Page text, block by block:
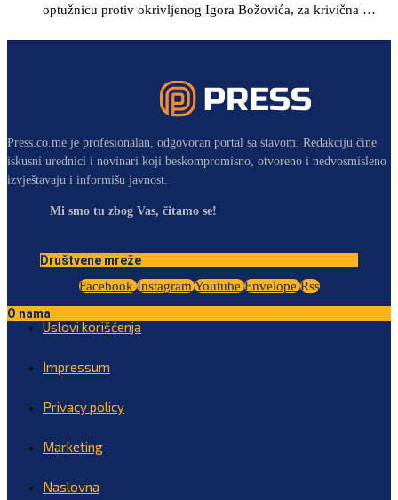
optužnicu protiv okrivljenog Igora Božovića, za krivična …
Press.co.me je profesionalan, odgovoran portal sa stavom. Redakciju čine
iskusni urednici i novinari koji beskompromisno, otvoreno i nedvosmisleno
izvještavaju i informišu javnost.
Mi smo tu zbog Vas, čitamo se!
Društvene mreže
Facebook Instagram Youtube Envelope Rss
O nama
Uslovi korišćenja
Impressum
Privacy policy
Marketing
Naslovna